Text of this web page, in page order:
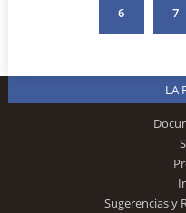
6 7
LA
Sugerencias y